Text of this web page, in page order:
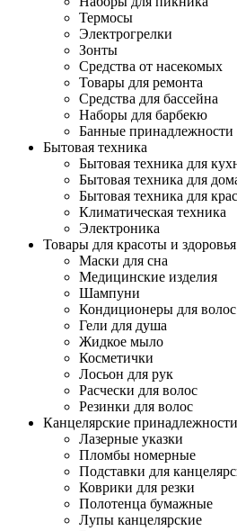
Термосы
Электрогрелки
Зонты
Средства от насекомых
Товары для ремонта
Средства для бассейна
Наборы для барбекю
Банные принадлежности
Бытовая техника
Бытовая техника для
Бытовая техника для
Бытовая техника для
Климатическая техника
Электроника
Товары для красоты и здоровья
Маски для сна
Медицинские изделия
Шампуни
Кондиционеры для волос
Гели для душа
Жидкое мыло
Косметички
Лосьон для рук
Расчески для волос
Резинки для волос
Канцелярские принадлежности
Лазерные указки
Пломбы номерные
Подставки для
Коврики для резки
Полотенца бумажные
Лупы канцелярские